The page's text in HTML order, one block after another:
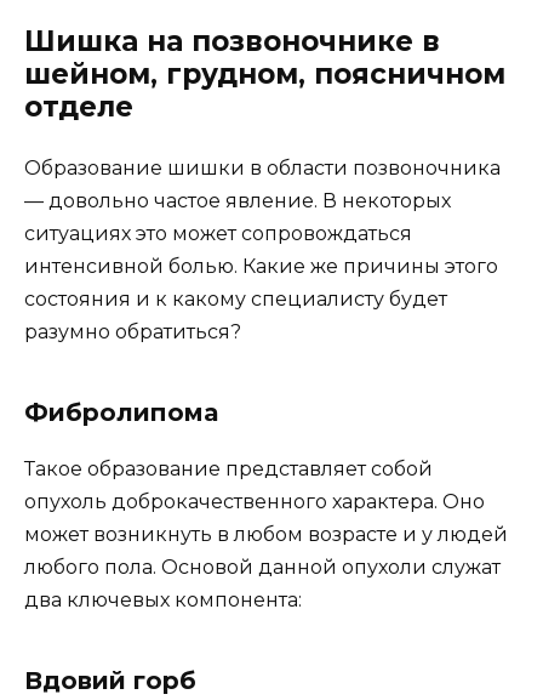
Шишка на позвоночнике в
шейном, грудном, поясничном
отделе
Образование шишки в области позвоночника
— довольно частое явление. В некоторых
ситуациях это может сопровождаться
интенсивной болью. Какие же причины этого
состояния и к какому специалисту будет
разумно обратиться?
Фибролипома
Такое образование представляет собой
опухоль доброкачественного характера. Оно
может возникнуть в любом возрасте и у людей
любого пола. Основой данной опухоли служат
два ключевых компонента:
Вдовий горб